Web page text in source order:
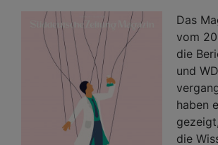
Das
vom
die
und
haben
die